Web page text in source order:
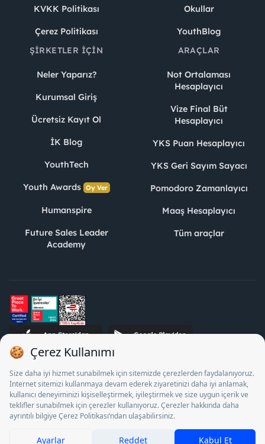
KVKK Politikası
Çerez Politikası
Okullar
YouthBlog
ŞIRKETLER İÇIN
Neler Yaparız?
Kurumsal Giriş
Ücretsiz Kayıt Ol
İK Blog
YouthTech
Youth Awards Oy Ver
Humanspire
Future Sales Leader
Academy
ARAÇLAR
Not Ortalaması
Hesaplayıcı
Vize Final Büt
Hesaplayıcı
YKS Puan Hesaplayıcı
YKS Geri Sayım Sayacı
Pomodoro Zamanlayıcı
Maaş Hesaplayıcı
Tüm araçlar
STJ İnsan Kaynakları Bilişim ve Danışmanlık A.Ş. Özel İstihdam
Bürosu Olarak 13/05/2025 - 12/05/2028 tarihleri arasında
faaliyette bulunmak üzere, Türkiye İş Kurumu tarafından
18/04/2025 tarih ve 18095710 sayılı karar uyarınca 1078 nolu
belge ile faaliyet göstermektedir. 4904 sayılı kanun uyarınca iş